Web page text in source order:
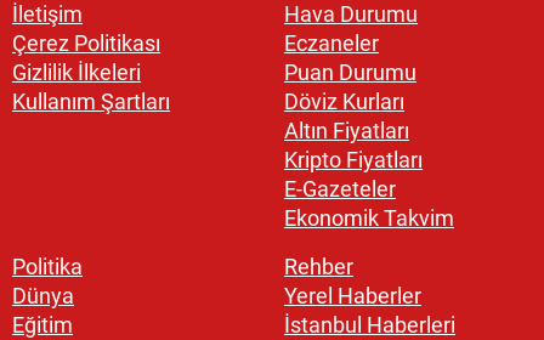
İletişim
Çerez Politikası
Gizlilik İlkeleri
Kullanım Şartları
Hava Durumu
Eczaneler
Puan Durumu
Döviz Kurları
Altın Fiyatları
Kripto Fiyatları
E-Gazeteler
Ekonomik Takvim
Politika
Dünya
Eğitim
Rehber
Yerel Haberler
İstanbul Haberleri